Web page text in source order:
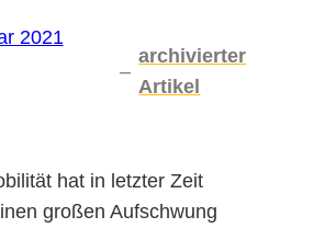
2021
–
archivierter
Artikel
hat in letzter Zeit
großen Aufschwung